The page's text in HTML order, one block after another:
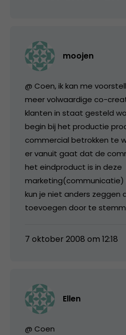
moojen
@ Coen, ik kan me
meer volwaardige co-
klanten in staat gesteld
begin bij het productie
commercial betrokken te
er vanuit gaat dat de
het eindproduct is in deze
kun je niet anders zeggen
toevoegen door te
7 oktober 2008 om 12:18
Ellen
@ Coen